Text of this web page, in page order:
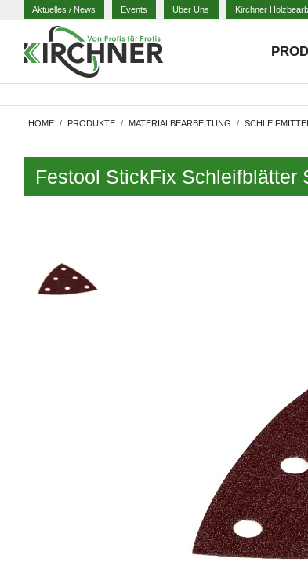
Aktuelles / News Events Über Uns Kirchner
HOME PRODUKTE MATERIALBEARBEITUNG
Festool StickFix Schleifblätter